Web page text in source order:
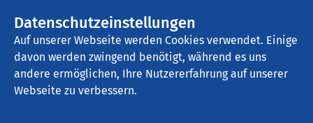
Datenschutzeinstellungen
Auf unserer Webseite werden Cookies verwendet. Einige
davon werden zwingend benötigt, während es uns
andere ermöglichen, Ihre Nutzererfahrung auf unserer
Webseite zu verbessern.
AMEOS Klinikum Osnabrück